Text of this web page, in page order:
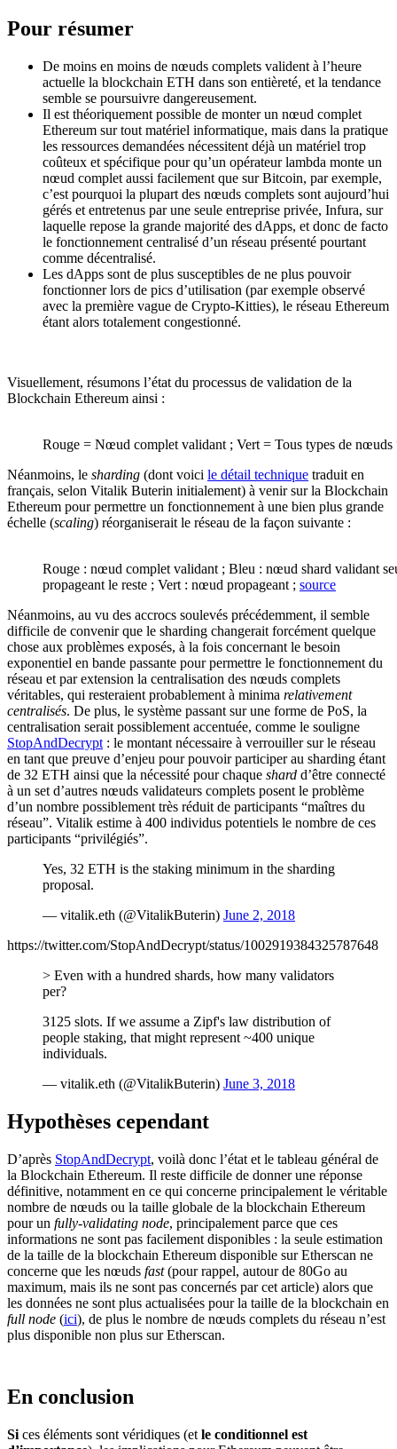
Pour résumer
De moins en moins de nœuds complets valident à l’heure
actuelle la blockchain ETH dans son entièreté, et la tendance
semble se poursuivre dangereusement.
Il est théoriquement possible de monter un nœud complet
Ethereum sur tout matériel informatique, mais dans la pratique
les ressources demandées nécessitent déjà un matériel trop
coûteux et spécifique pour qu’un opérateur lambda monte un
nœud complet aussi facilement que sur Bitcoin, par exemple,
c’est pourquoi la plupart des nœuds complets sont aujourd’hui
gérés et entretenus par une seule entreprise privée, Infura, sur
laquelle repose la grande majorité des dApps, et donc de facto
le fonctionnement centralisé d’un réseau présenté pourtant
comme décentralisé.
Les dApps sont de plus susceptibles de ne plus pouvoir
fonctionner lors de pics d’utilisation (par exemple observé
avec la première vague de Crypto-Kitties), le réseau Ethereum
étant alors totalement congestionné.
Visuellement, résumons l’état du processus de validation de la
Blockchain Ethereum ainsi :
Rouge = Nœud complet validant ; Vert = Tous types de nœuds
Néanmoins, le sharding (dont voici le détail technique traduit en
français, selon Vitalik Buterin initialement) à venir sur la Blockchain
Ethereum pour permettre un fonctionnement à une bien plus grande
échelle (scaling) réorganiserait le réseau de la façon suivante :
Rouge : nœud complet validant ; Bleu : nœud shard validant
propageant le reste ; Vert : nœud propageant ; source
Néanmoins, au vu des accrocs soulevés précédemment, il semble
difficile de convenir que le sharding changerait forcément quelque
chose aux problèmes exposés, à la fois concernant le besoin
exponentiel en bande passante pour permettre le fonctionnement du
réseau et par extension la centralisation des nœuds complets
véritables, qui resteraient probablement à minima relativement
centralisés. De plus, le système passant sur une forme de PoS, la
centralisation serait possiblement accentuée, comme le souligne
StopAndDecrypt : le montant nécessaire à verrouiller sur le réseau
en tant que preuve d’enjeu pour pouvoir participer au sharding étant
de 32 ETH ainsi que la nécessité pour chaque shard d’être connecté
à un set d’autres nœuds validateurs complets posent le problème
d’un nombre possiblement très réduit de participants “maîtres du
réseau”. Vitalik estime à 400 individus potentiels le nombre de ces
participants “privilégiés”.
Yes, 32 ETH is the staking minimum in the sharding
proposal.
— vitalik.eth (@VitalikButerin) June 2, 2018
https://twitter.com/StopAndDecrypt/status/1002919384325787648
> Even with a hundred shards, how many validators
per?
3125 slots. If we assume a Zipf's law distribution of
people staking, that might represent ~400 unique
individuals.
— vitalik.eth (@VitalikButerin) June 3, 2018
Hypothèses cependant
D’après StopAndDecrypt, voilà donc l’état et le tableau général de
la Blockchain Ethereum. Il reste difficile de donner une réponse
définitive, notamment en ce qui concerne principalement le véritable
nombre de nœuds ou la taille globale de la blockchain Ethereum
pour un fully-validating node, principalement parce que ces
informations ne sont pas facilement disponibles : la seule estimation
de la taille de la blockchain Ethereum disponible sur Etherscan ne
concerne que les nœuds fast(pour rappel, autour de 80Go au
maximum, mais ils ne sont pas concernés par cet article) alors que
les données ne sont plus actualisées pour la taille de la blockchain en
full node (ici), de plus le nombre de nœuds complets du réseau n’est
plus disponible non plus sur Etherscan.
En conclusion
Si ces éléments sont véridiques (et le conditionnel est